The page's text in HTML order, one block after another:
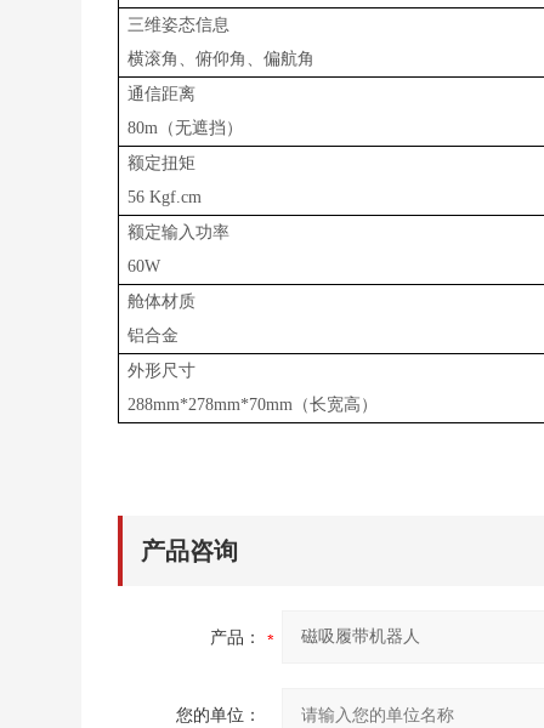
三维姿态信息
横滚角、俯仰角、偏航角
通信距离
80m（无遮挡）
额定扭矩
56 Kgf.cm
额定输入功率
60W
舱体材质
铝合金
外形尺寸
288mm*278mm*70mm（长宽高）
产品咨询
产品：
您的单位：